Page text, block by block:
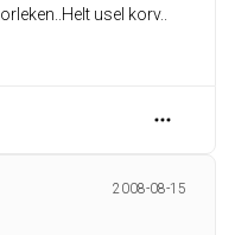
usel korv..
2008-08-15